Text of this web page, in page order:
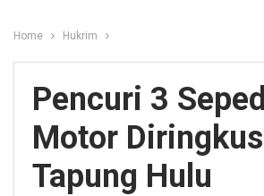
Home Hukrim
Pencuri 3
Motor
Tapung Hulu